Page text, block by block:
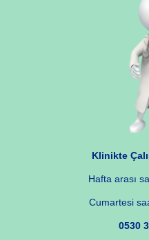
Klinikte
Hafta arası
Cumartesi
0530